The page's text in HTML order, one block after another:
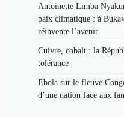
Antoinette Limba
paix climatique : à
réinvente l’avenir
Cuivre, cobalt : la
tolérance
Ebola sur le fleuve
d’une nation face aux